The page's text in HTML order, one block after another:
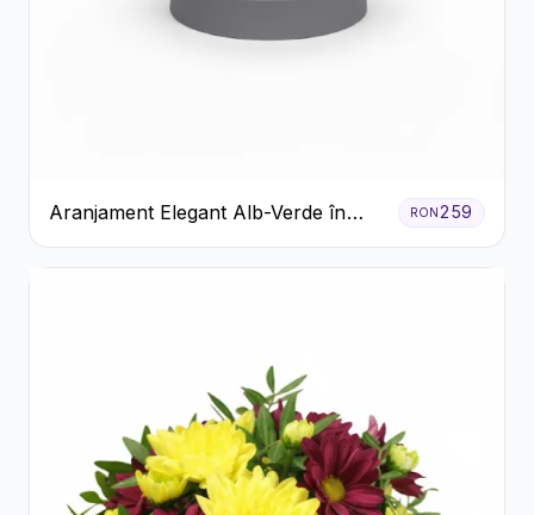
Aranjament Elegant Alb-Verde în
Cutie Gri
RON259